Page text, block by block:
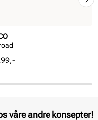
våre andre konsepter!